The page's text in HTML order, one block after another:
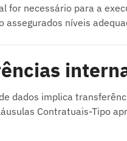
for necessário para a
assegurados níveis
dados implica
Contratuais-Tipo